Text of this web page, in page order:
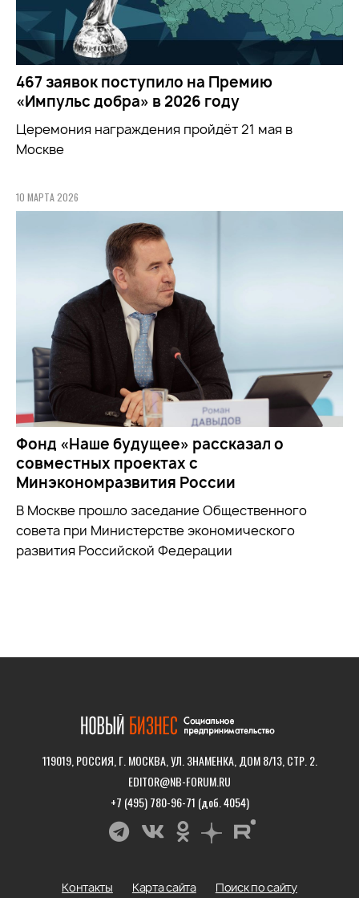
467 заявок поступило на Премию
«Импульс добра» в 2026 году
Церемония награждения пройдёт 21 мая в
Москве
10 МАРТА 2026
Фонд «Наше будущее» рассказал о
совместных проектах с
Минэкономразвития России
В Москве прошло заседание Общественного
совета при Министерстве экономического
развития Российской Федерации
119019, РОССИЯ, Г. МОСКВА, УЛ. ЗНАМЕНКА, ДОМ 8/13, СТР. 2.
EDITOR@NB-FORUM.RU
+7 (495) 780-96-71 (доб. 4054)
Контакты Карта сайта
Поиск по сайту